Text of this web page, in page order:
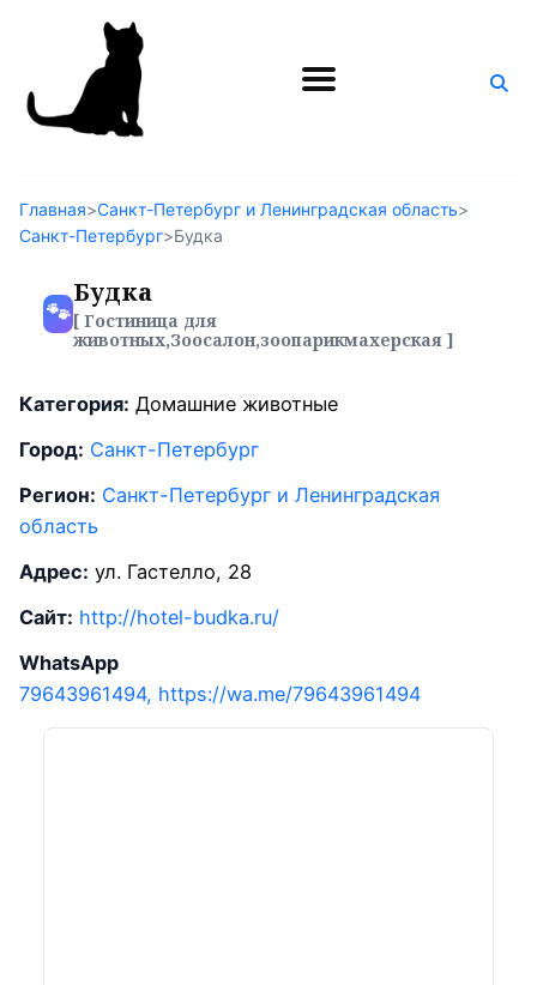
Поиск
Главная>Санкт-Петербург и Ленинградская область>
Санкт-Петербург>Будка
🐾
Будка
[ Гостиница для
животных,Зоосалон,зоопарикмахерская ]
Категория: Домашние животные
Город: Санкт-Петербург
Регион: Санкт-Петербург и Ленинградская
область
Адрес: ул. Гастелло, 28
Сайт: http://hotel-budka.ru/
WhatsApp
79643961494, https://wa.me/79643961494